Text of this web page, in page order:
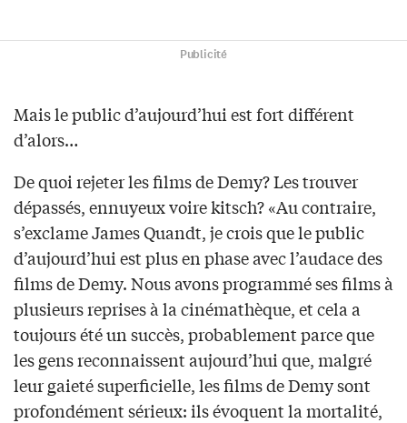
Publicité
Mais le public d’aujourd’hui est fort différent
d’alors…
De quoi rejeter les films de Demy? Les trouver
dépassés, ennuyeux voire kitsch? «Au contraire,
s’exclame James Quandt, je crois que le public
d’aujourd’hui est plus en phase avec l’audace des
films de Demy. Nous avons programmé ses films à
plusieurs reprises à la cinémathèque, et cela a
toujours été un succès, probablement parce que
les gens reconnaissent aujourd’hui que, malgré
leur gaieté superficielle, les films de Demy sont
profondément sérieux: ils évoquent la mortalité,